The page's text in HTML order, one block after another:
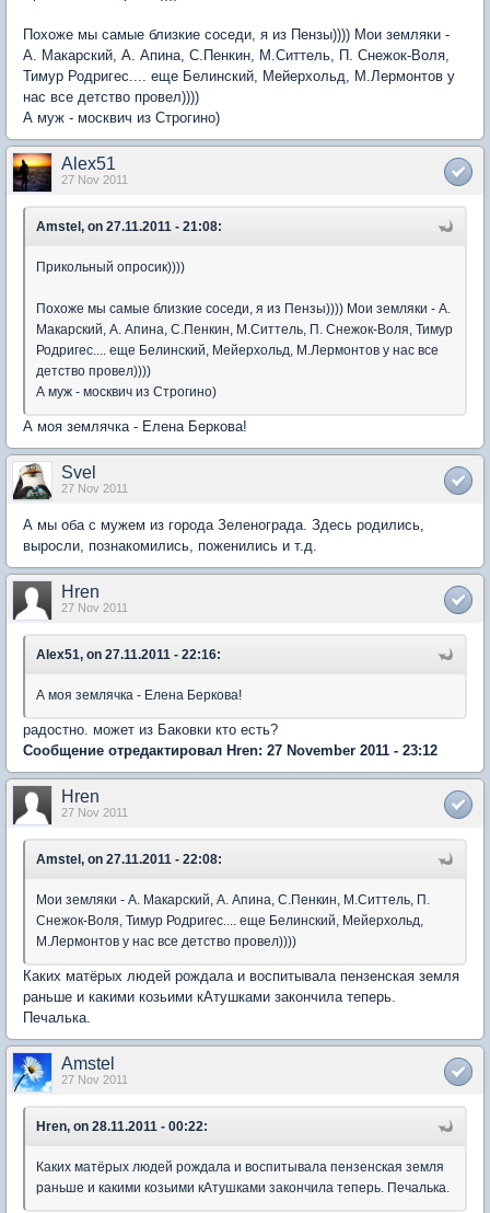
Похоже мы самые близкие соседи, я из Пензы)))) Мои земляки -
А. Макарский, А. Апина, С.Пенкин, М.Ситтель, П. Снежок-Воля,
Тимур Родригес.... еще Белинский, Мейерхольд, М.Лермонтов у
нас все детство провел))))
А муж - москвич из Строгино)
Alex51
27 Nov 2011
Amstel, on 27.11.2011 - 21:08:
Прикольный опросик))))
Похоже мы самые близкие соседи, я из Пензы)))) Мои земляки - А.
Макарский, А. Апина, С.Пенкин, М.Ситтель, П. Снежок-Воля, Тимур
Родригес.... еще Белинский, Мейерхольд, М.Лермонтов у нас все
детство провел))))
А муж - москвич из Строгино)
А моя землячка - Елена Беркова!
Svel
27 Nov 2011
А мы оба с мужем из города Зеленограда. Здесь родились,
выросли, познакомились, поженились и т.д.
Hren
27 Nov 2011
Alex51, on 27.11.2011 - 22:16:
А моя землячка - Елена Беркова!
радостно. может из Баковки кто есть?
Сообщение отредактировал Hren: 27 November 2011 - 23:12
Hren
27 Nov 2011
Amstel, on 27.11.2011 - 22:08:
Мои земляки - А. Макарский, А. Апина, С.Пенкин, М.Ситтель, П.
Снежок-Воля, Тимур Родригес.... еще Белинский, Мейерхольд,
М.Лермонтов у нас все детство провел))))
Каких матёрых людей рождала и воспитывала пензенская земля
раньше и какими козьими кАтушками закончила теперь.
Печалька.
Amstel
27 Nov 2011
Hren, on 28.11.2011 - 00:22:
Каких матёрых людей рождала и воспитывала пензенская земля
раньше и какими козьими кАтушками закончила теперь. Печалька.